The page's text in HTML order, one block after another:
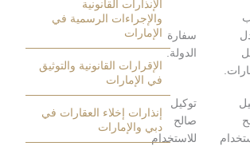
سفارة
الدولة.
توكيل
صالح
للاستخدام
الإنذارات القانونية
والإجراءات الرسمية في
الإمارات
الإقرارات القانونية والتوثيق
في الإمارات
إنذارات إخلاء العقارات في
دبي والإمارات